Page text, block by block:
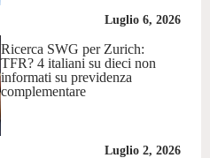
Luglio 6, 2026
Ricerca SWG per Zurich:
TFR? 4 italiani su dieci non
informati su previdenza
complementare
Luglio 2, 2026